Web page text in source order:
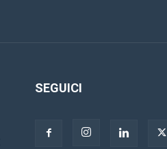
SEGUICI